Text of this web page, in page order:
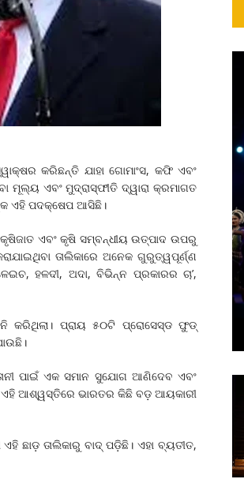
କରିଛନ୍ତି ଯାହା ଗୋମାଂସ, କଫି ଏବଂ
ଏବଂ ମୁଦ୍ରାସ୍ଫୀତି ଦ୍ୱାରା କ୍ରମାଗତ
ଏହି ପଦକ୍ଷେପ ଆସିଛି।
ଏବଂ କୃଷି ସମ୍ବନ୍ଧୀୟ ଉତ୍ପାଦ ଉପରୁ
ତାଲିକାରେ ଅନେକ ଗୁରୁତ୍ୱପୂର୍ଣ୍ଣ
ହଳଦୀ, ଅଦା, ବିଭିନ୍ନ ପ୍ରକାରର ଚା’,
କରିଥିଲା। ପ୍ରାୟ ୫୦ଟି ପ୍ରୋସେସ୍ଡ ଫୁଡ୍
ପାଇଁ ଏକ ସମାନ ସୁଯୋଗ ଆଣିଦେବ ଏବଂ
ଏହି ଆଶ୍ୱସ୍ତିରେ ଭାରତର କିଛି ବଡ଼ ଆୟକାରୀ
ଛାଡ଼ ତାଲିକାରୁ ବାଦ୍ ପଡ଼ିଛି। ଏହା ବ୍ୟତୀତ,